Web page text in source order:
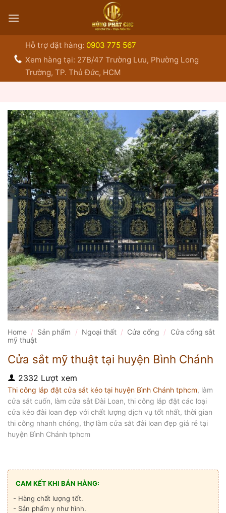
qua
Hỗ trợ đặt hàng: 0903 775 567
Xem hàng tại: 27B/47 Trường Lưu, Phường Long
Trường, TP. Thủ Đức, HCM
Home / Sản phẩm / Ngoại thất / Cửa cổng /
Cửa cổng sắt
mỹ thuật
Cửa sắt mỹ thuật tại huyện Bình Chánh
2332 Lượt xem
Thi công lắp đặt cửa sắt kéo tại huyện Bình Chánh tphcm, làm
cửa sắt cuốn, làm cửa sắt Đài Loan, thi công lắp đặt các loại
cửa kéo đài loan đẹp với chất lượng dịch vụ tốt nhất, thời gian
thi công nhanh chóng, thợ làm cửa sắt đài loan đẹp giá rẻ tại
huyện Bình Chánh tphcm
CAM KẾT KHI BÁN HÀNG:
- Hàng chất lượng tốt.
- Sản phẩm y như hình.